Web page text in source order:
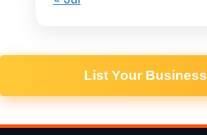
List Your Business